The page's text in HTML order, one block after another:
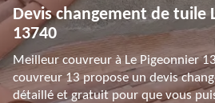
Devis changement de tuile
13740
Meilleur couvreur à Le Pigeonnier
couvreur 13 propose un devis
détaillé et gratuit pour que vous